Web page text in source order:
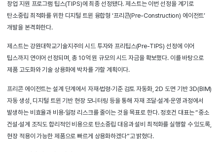
건물 분야 탄소중립을 위한 AI 전환(AX) 스타트업 제스트㈜가 중소벤
탄소중립 최적화를 위한 디지털 트윈 융합형 ‘프리콘(Pre-
개발을 본격화한다.
제스트는 강원대학교기술지주의 시드 투자와 프리팁스(Pre-TIPS) 선